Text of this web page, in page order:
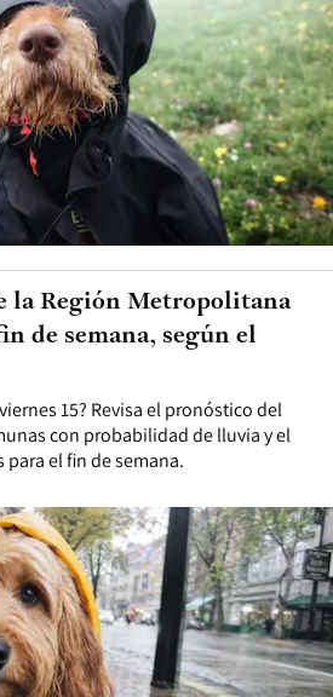
15? Revisa el pronóstico del
con probabilidad de lluvia y el
el fin de semana.
la Región Metropolitana
de semana, según el